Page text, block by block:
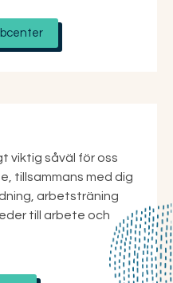
viktig såväl för oss
tillsammans med dig
arbetsträning
till arbete och